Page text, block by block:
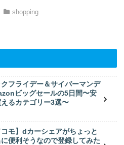
shopping
クフライデー＆サイバーマンデ
ビッグセールの5日間〜安
るカテゴリー3選〜
コモ】dカーシェアがちょっと
に便利そうなので登録してみた